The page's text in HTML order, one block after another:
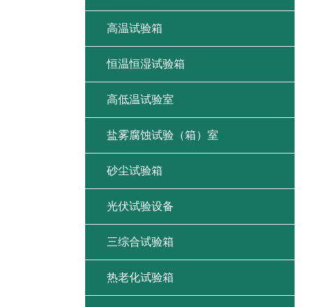
高温试验箱
恒温恒湿试验箱
高低温试验室
盐雾腐蚀试验（箱）室
砂尘试验箱
光伏试验设备
三综合试验箱
热老化试验箱